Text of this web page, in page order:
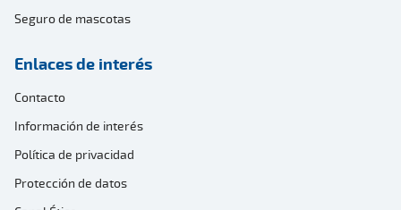
Seguro de mascotas
Enlaces de interés
Contacto
Información de interés
Política de privacidad
Protección de datos